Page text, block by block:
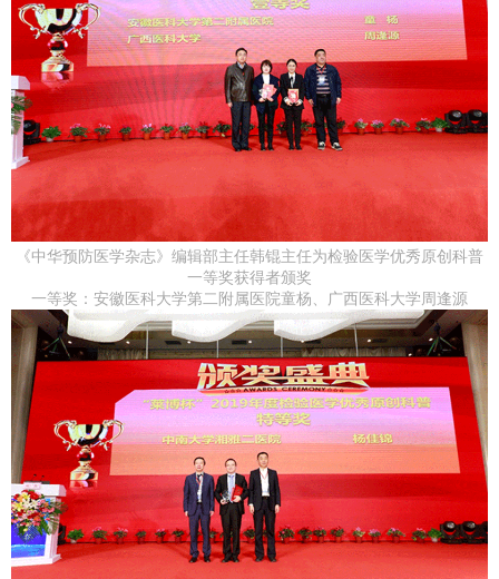
《中华预防医学杂志》编辑部主任韩锟主任为检验医学优秀原创科普
一等奖获得者颁奖
一等奖：安徽医科大学第二附属医院童杨、广西医科大学周逢源